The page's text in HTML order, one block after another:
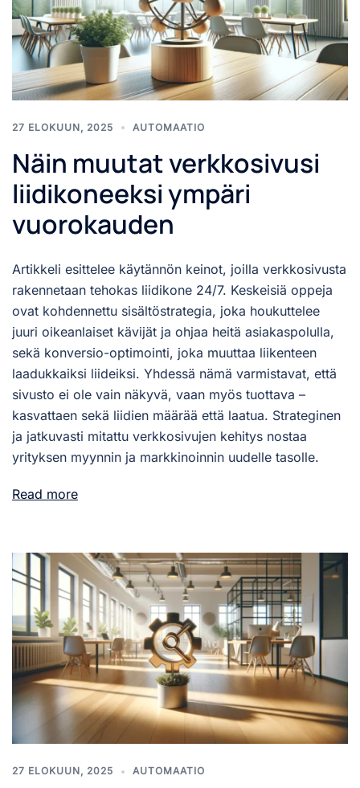
27 ELOKUUN, 2025 AUTOMAATIO
Näin muutat verkkosivusi
liidikoneeksi ympäri
vuorokauden
Artikkeli esittelee käytännön keinot, joilla verkkosivusta
rakennetaan tehokas liidikone 24/7. Keskeisiä oppeja
ovat kohdennettu sisältöstrategia, joka houkuttelee
juuri oikeanlaiset kävijät ja ohjaa heitä asiakaspolulla,
sekä konversio-optimointi, joka muuttaa liikenteen
laadukkaiksi liideiksi. Yhdessä nämä varmistavat, että
sivusto ei ole vain näkyvä, vaan myös tuottava –
kasvattaen sekä liidien määrää että laatua. Strateginen
ja jatkuvasti mitattu verkkosivujen kehitys nostaa
yrityksen myynnin ja markkinoinnin uudelle tasolle.
Read more
27 ELOKUUN, 2025 AUTOMAATIO